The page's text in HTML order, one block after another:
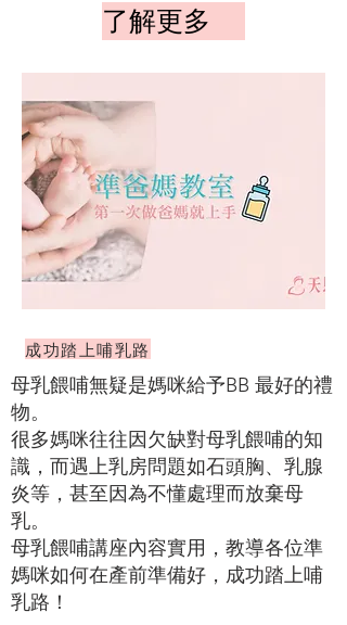
了解更多
成功踏上哺乳路
母乳餵哺無疑是媽咪給予BB 最好的禮
物。
很多媽咪往往因欠缺對母乳餵哺的知
識，而遇上乳房問題如石頭胸、乳腺
炎等，甚至因為不懂處理而放棄母
乳。
母乳餵哺講座內容實用，教導各位準
媽咪如何在產前準備好，成功踏上哺
乳路！